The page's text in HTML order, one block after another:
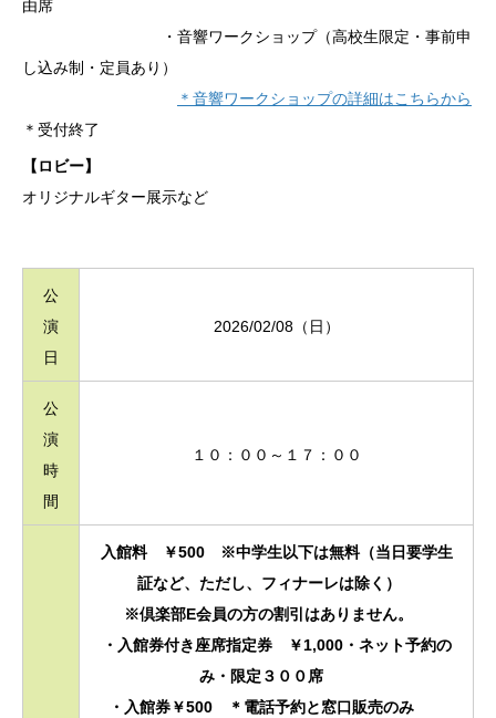
由席
・音響ワークショップ（高校生限定・事前申
し込み制・定員あり）
＊音響ワークショップの詳細はこちらから
＊受付終了
【ロビー】
オリジナルギター展示など
公
演
日
2026/02/08（日）
公
演
時
間
１０：００～１７：００
入館料 ￥500 ※中学生以下は無料（当日要学生
証など、ただし、フィナーレは除く）
※倶楽部E会員の方の割引はありません。
・入館券付き座席指定券 ￥1,000・ネット予約の
み・限定３００席
・入館券￥500 ＊電話予約と窓口販売のみ